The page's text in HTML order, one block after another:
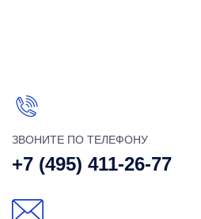
ЗВОНИТЕ ПО ТЕЛЕФОНУ
+7 (495) 411-26-77